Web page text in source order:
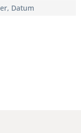
Datum